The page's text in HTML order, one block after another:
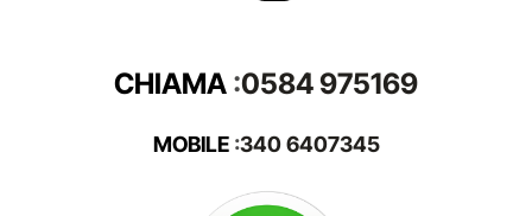
CHIAMA :0584 975169
MOBILE:340 6407345